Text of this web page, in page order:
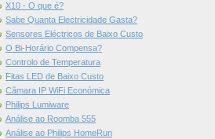
X10 - O que é?
Sabe Quanta Electricidade Gasta?
Sensores Eléctricos de Baixo Custo
O Bi-Horário Compensa?
Controlo de Temperatura
Fitas LED de Baixo Custo
Câmara IP WiFi Económica
Philips Lumiware
Análise ao Roomba 555
Análise ao Philips HomeRun